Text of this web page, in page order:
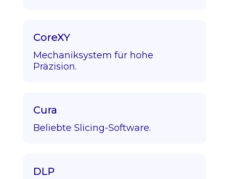
CoreXY
Mechaniksystem für hohe
Präzision.
Cura
Beliebte Slicing-Software.
DLP